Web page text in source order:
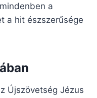
a
a hit észszerűsége
Újszövetség Jézus